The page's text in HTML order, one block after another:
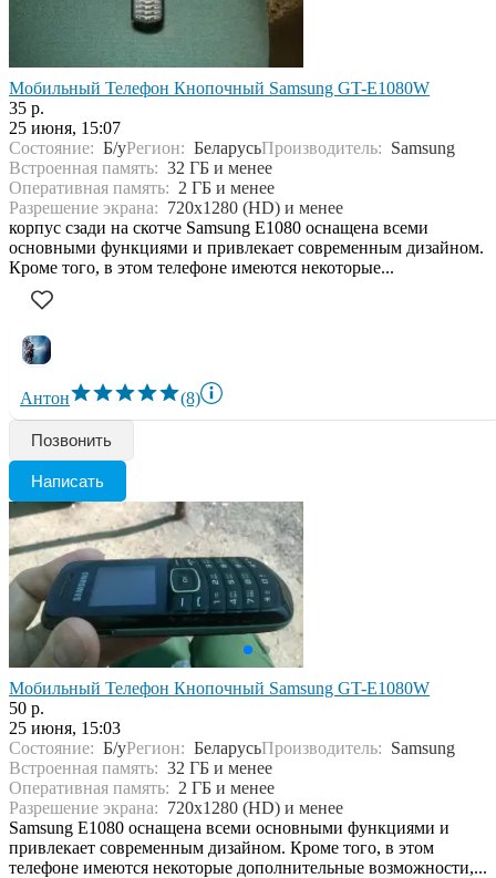
Мобильный Телефон Кнопочный Samsung GT-E1080W
35 р.
25 июня, 15:07
Состояние: Б/уРегион: БеларусьПроизводитель: Samsung
Встроенная память: 32 ГБ и менее
Оперативная память: 2 ГБ и менее
Разрешение экрана: 720x1280 (HD) и менее
корпус сзади на скотче Samsung E1080 оснащена всеми
основными функциями и привлекает современным дизайном.
Кроме того, в этом телефоне имеются некоторые...
Антон (8)
Позвонить
Написать
Мобильный Телефон Кнопочный Samsung GT-E1080W
50 р.
25 июня, 15:03
Состояние: Б/уРегион: БеларусьПроизводитель: Samsung
Встроенная память: 32 ГБ и менее
Оперативная память: 2 ГБ и менее
Разрешение экрана: 720x1280 (HD) и менее
Samsung E1080 оснащена всеми основными функциями и
привлекает современным дизайном. Кроме того, в этом
телефоне имеются некоторые дополнительные возможности,...